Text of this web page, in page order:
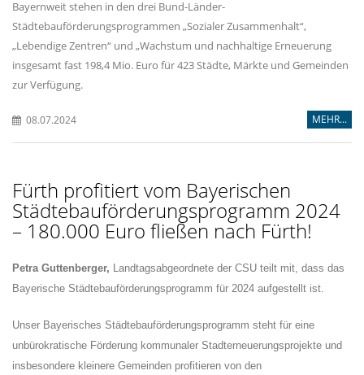
Bayernweit stehen in den drei Bund-Länder-
Städtebauförderungsprogrammen „Sozialer Zusammenhalt“,
Lebendige Zentren“ und „Wachstum und nachhaltige Erneuerung
insgesamt fast 198,4 Mio. Euro für 423 Städte, Märkte und Gemeinden
zur Verfügung.
08.07.2024 MEHR...
Fürth profitiert vom Bayerischen
Städtebauförderungsprogramm 2024
– 180.000 Euro fließen nach Fürth!
Petra Guttenberger, Landtagsabgeordnete der CSU teilt mit, dass das
Bayerische Städtebauförderungsprogramm für 2024 aufgestellt ist.
Unser Bayerisches Städtebauförderungsprogramm steht für eine
unbürokratische Förderung kommunaler Stadterneuerungsprojekte und
insbesondere kleinere Gemeinden profitieren von den